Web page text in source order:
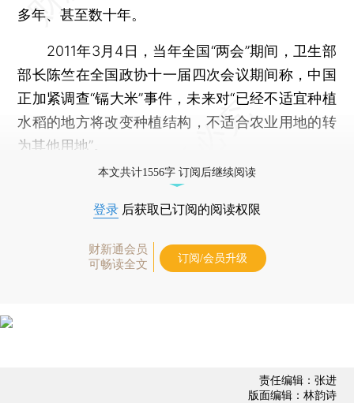
多年、甚至数十年。
2011年3月4日，当年全国“两会”期间，卫生部
部长陈竺在全国政协十一届四次会议期间称，中国
正加紧调查“镉大米”事件，未来对“已经不适宜种植
水稻的地方将改变种植结构，不适合农业用地的转
为其他用地”。
本文共计1556字 订阅后继续阅读
登录 后获取已订阅的阅读权限
财新通会员
可畅读全文
订阅/会员升级
责任编辑：张进
版面编辑：林韵诗